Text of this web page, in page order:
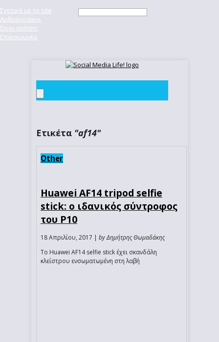
Σχετικά με το site
Αρθρογράφοι
Όροι χρήσης
Επικοινωνία
Ετικέτα "af14"
Other
Huawei AF14 tripod selfie
stick: ο ιδανικός σύντροφος
του P10
18 Απριλίου, 2017 | by Δημήτρης Θωμαδάκης
Το Huawei AF14 selfie stick έχει σκανδάλη
κλείστρου ενσωματωμένη στη λαβή